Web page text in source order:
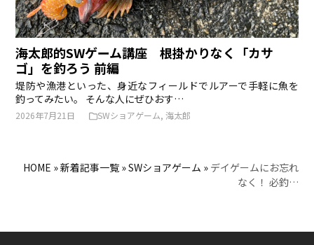
海太郎的SWゲーム講座 根掛かりなく「カサ
ゴ」を釣ろう 前編
堤防や漁港といった、身近なフィールドでルアーで手軽に魚を
釣ってみたい。 そんな人にぜひおす…
2026年7月21日 SWショアゲーム,海太郎
HOME »新着記事一覧»SWショアゲーム » デイゲームにお忘れ
なく！ 必釣…